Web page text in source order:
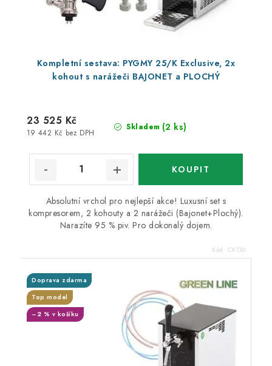
Kompletní sestava: PYGMY 25/K Exclusive, 2x
kohout s narážeči BAJONET a PLOCHÝ
Skladem (2 ks)
19 442 Kč bez DPH
23 525 Kč
Absolutní vrchol pro nejlepší akce! Luxusní set s
kompresorem, 2 kohouty a 2 narážeči (Bajonet+Plochý).
Narazíte 95 % piv. Pro dokonalý dojem.
Kód: CK130
Doprava zdarma
Top model
–2 % v košíku